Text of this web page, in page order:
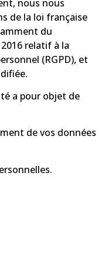
nous nous
de la loi française
du
relatif à la
(RGPD), et
a pour objet de
de vos données